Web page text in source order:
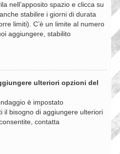
nell’apposito spazio e clicca su
stabilire i giorni di durata
limiti). C’è un limite al numero
aggiungere, stabilito
ulteriori opzioni del
è impostato
il bisogno di aggiungere ulteriori
contatta